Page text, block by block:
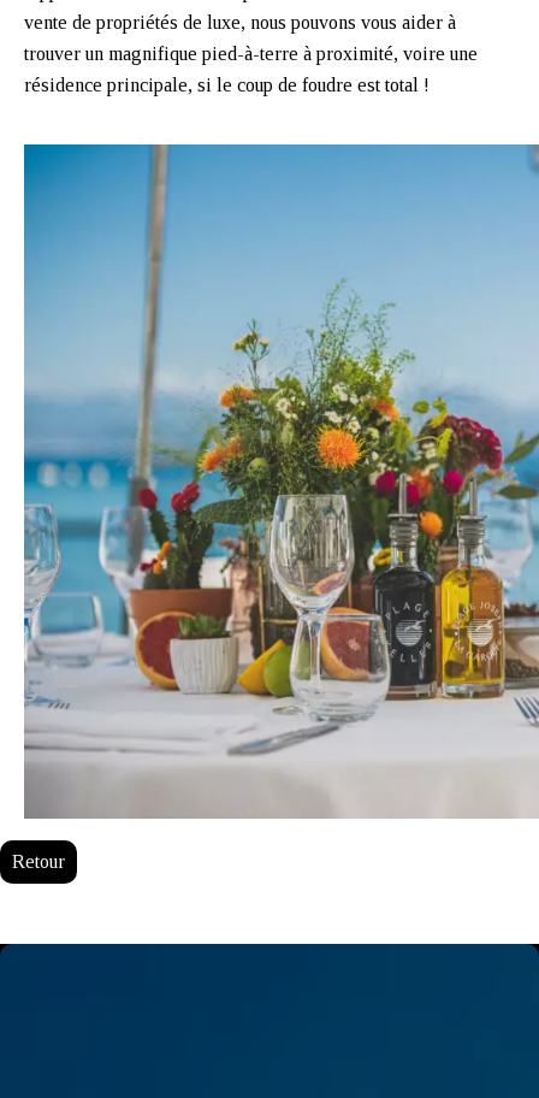
vente de propriétés de luxe, nous pouvons vous aider à
trouver un magnifique pied-à-terre à proximité, voire une
résidence principale, si le coup de foudre est total !
Retour